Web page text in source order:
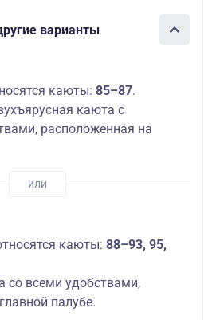
варианты
каюты: 85–87.
каюта с
расположенная на
каюты: 88–93, 95,
со всеми удобствами,
палубе.